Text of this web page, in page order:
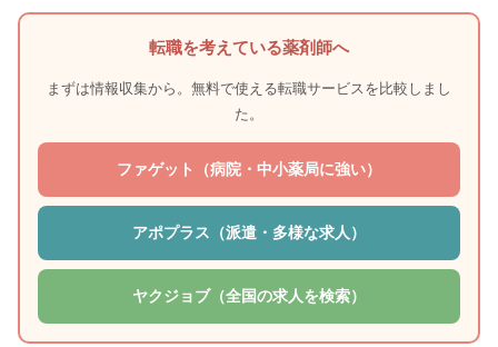
転職を考えている薬剤師へ
まずは情報収集から。無料で使える転職サービスを比較しまし
た。
ファゲット（病院・中小薬局に強い）
アポプラス（派遣・多様な求人）
ヤクジョブ（全国の求人を検索）